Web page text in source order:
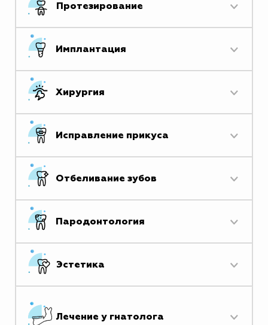
Протезирование
Имплантация
Хирургия
Исправление прикуса
Отбеливание зубов
Пародонтология
Эстетика
Лечение у гнатолога